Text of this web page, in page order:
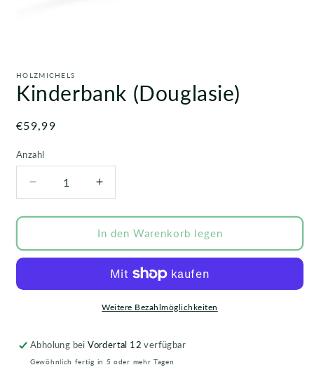
in
Modal
öffnen
HOLZMICHELS
Kinderbank (Douglasie)
Normaler
€59,99
Anzahl
Verringere
die
Menge
Kinderbank
(Douglasie)
Erhöhe
die
Menge
für
Kinderbank
(Douglasie)
In den Warenkorb legen
Weitere Bezahlmöglichkeiten
Abholung beiVordertal 12 verfügbar
Gewöhnlich fertig in 5 oder mehr Tagen